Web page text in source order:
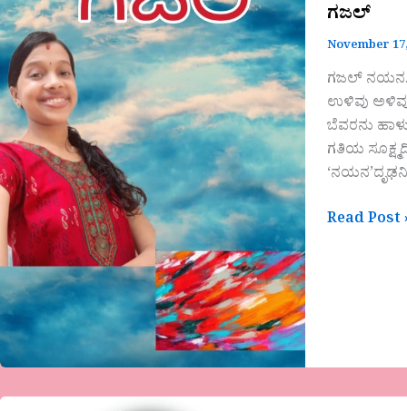
ಗಜಲ್
November
ಗಜಲ್ ನಯನ.
ಉಳಿವು
ಬೆವರನು
ಗತಿಯ
Read Post